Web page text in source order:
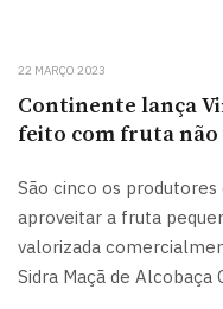
22 MARÇO 2023
Continente lança
feito com fruta
São cinco os produtores
aproveitar a fruta
valorizada
Sidra Maçã de Alcobaça